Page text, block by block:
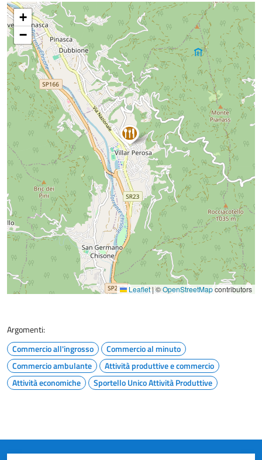
+
−
Leaflet|©OpenStreetMapcontributors
Argomenti:
Commercio all'ingrosso
Commercio al minuto
Commercio ambulante
Attività produttive e commercio
Attività economiche
Sportello Unico Attività Produttive